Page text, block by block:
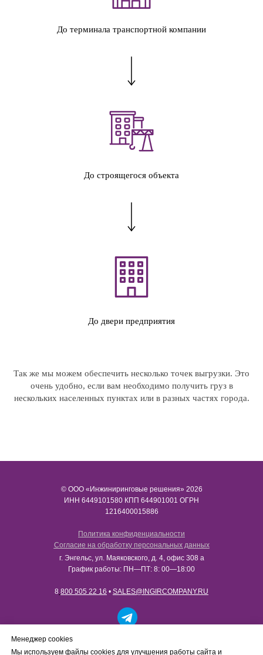
Менеджер cookies
Мы используем файлы cookies для улучшения работы сайта и
До терминала транспортной компании
До строящегося объекта
До двери предприятия
Так же мы можем обеспечить несколько точек выгрузки. Это
очень удобно, если вам необходимо получить груз в
нескольких населенных пунктах или в разных частях города.
© ООО «Инжиниринговые решения» 2026
ИНН​​​​​​​ 6449101580 КПП 644901001 ОГРН
1216400015886
Политика конфиденциальности
Согласие на обработку персональных данных
Работаем только с юридическими лицами в рамках
B2B-сотрудничества. Сайт носит информационный
г. Энгельс, ул. Маяковского, д. 4, офис 308 а
График работы: ПН—ПТ: 8: 00—18:00
8 800 505 22 16 • SALES@INGIRCOMPANY.RU